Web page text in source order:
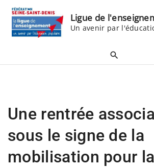
Ligue de
Un avenir par
Une rentrée
sous le signe de la
mobilisation pour